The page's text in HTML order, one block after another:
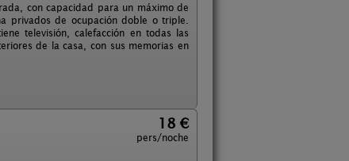
con capacidad para un máximo de
privados de ocupación doble o triple.
televisión, calefacción en todas las
de la casa, con sus memorias en
18 €
pers/noche